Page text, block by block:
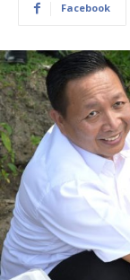
Facebook